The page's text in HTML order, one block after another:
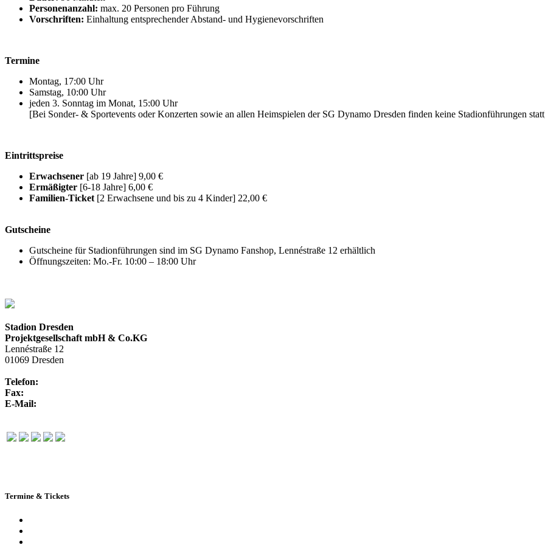
Personenanzahl: max. 20 Personen pro Führung
Vorschriften: Einhaltung entsprechender Abstand- und Hygienevorschriften
Termine
Montag, 17:00 Uhr
Samstag, 10:00 Uhr
jeden 3. Sonntag im Monat, 15:00 Uhr
[Bei Sonder- & Sportevents oder Konzerten sowie an allen Heimspielen der SG Dynamo Dresden finden keine Stadionführungen
Eintrittspreise
Erwachsener [ab 19 Jahre] 9,00 €
Ermäßigter [6-18 Jahre] 6,00 €
Familien-Ticket [2 Erwachsene und bis zu 4 Kinder] 22,00 €
Gutscheine
Gutscheine für Stadionführungen sind im SG Dynamo Fanshop, Lennéstraße 12 erhältlich
Öffnungszeiten: Mo.-Fr. 10:00 – 18:00 Uhr
Stadion Dresden
Projektgesellschaft mbH & Co.KG
Lennéstraße 12
01069 Dresden
Telefon:
Fax:
E-Mail:
Termine & Tickets